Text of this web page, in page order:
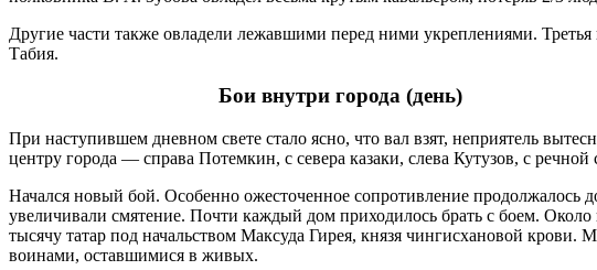
Другие части также овладели лежавшими перед ними укреплениями.
Табия.
Бои внутри города (день)
При наступившем дневном свете стало ясно, что вал взят, неприятель
центру города — справа Потемкин, с севера казаки, слева Кутузов, с речной
Начался новый бой. Особенно ожесточенное сопротивление
увеличивали смятение. Почти каждый дом приходилось брать с боем.
тысячу татар под начальством Максуда Гирея, князя чингисхановой крови.
воинами, оставшимися в живых.